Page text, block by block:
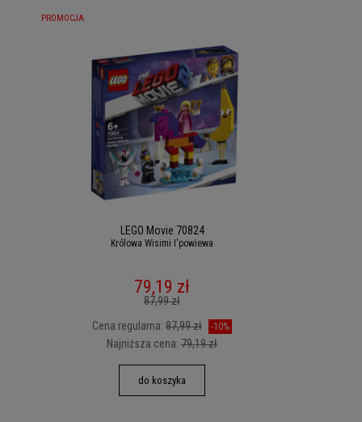
LEGO Movie 70824
Królowa Wisimi I'powiewa
79,19 zł
87,99 zł
Cena regularna: 87,99 zł -10%
Najniższa cena: 79,19 zł
do koszyka
PROMOCJA